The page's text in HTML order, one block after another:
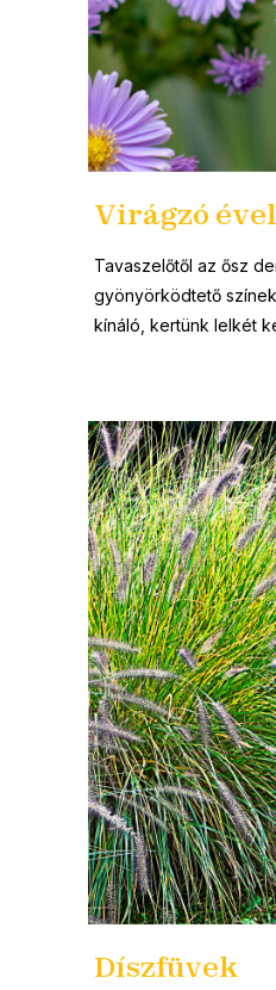
Virágzó
Tavaszelőtől az ősz
gyönyörködtető
kínáló, kertünk lelkét
Díszfüvek